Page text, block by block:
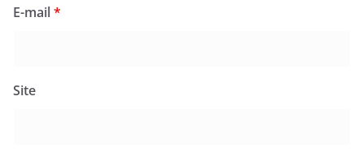
E-mail*
Site